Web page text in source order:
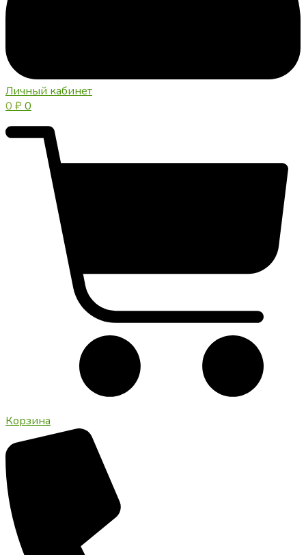
Личный кабинет
0 ₽0
Корзина